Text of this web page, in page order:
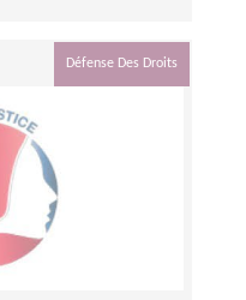
Défense Des Droits